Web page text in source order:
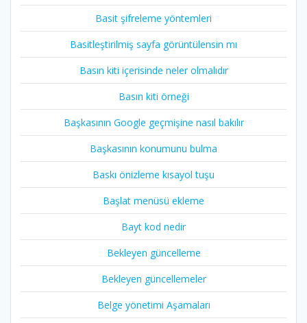
Basit şifreleme yöntemleri
Basitleştirilmiş sayfa görüntülensin mı
Basın kiti içerisinde neler olmalıdır
Basın kiti örneği
Başkasının Google geçmişine nasıl bakılır
Başkasının konumunu bulma
Baskı önizleme kısayol tuşu
Başlat menüsü ekleme
Bayt kod nedir
Bekleyen güncelleme
Bekleyen güncellemeler
Belge yönetimi Aşamaları